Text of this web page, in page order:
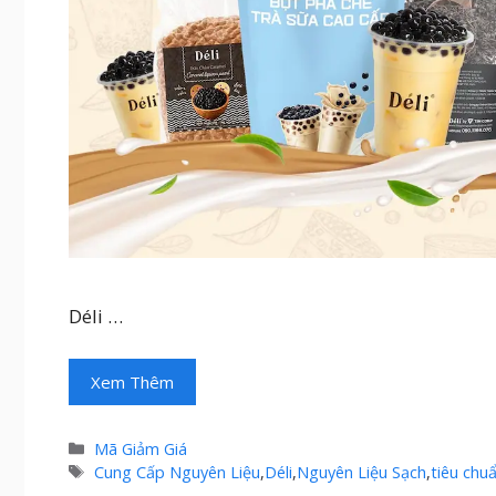
Déli …
Xem Thêm
Danh
mục
Mã Giảm Giá
Thẻ
Cung Cấp Nguyên Liệu,Déli,Nguyên Liệu Sạch,tiêu